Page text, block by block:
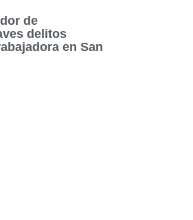
de
delitos
en San